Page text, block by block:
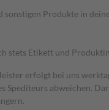
Produkte in
stets Etikett und
erfolgt bei uns
abweichen.